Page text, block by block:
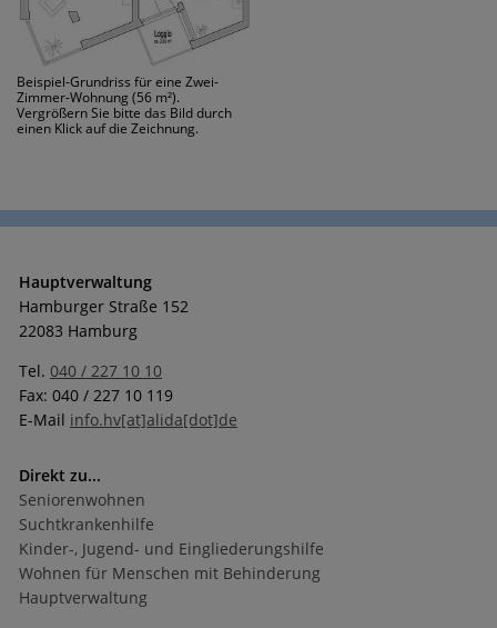
Beispiel-Grundriss für eine Zwei-
Zimmer-Wohnung (56 m²).
Vergrößern Sie bitte das Bild durch
einen Klick auf die Zeichnung.
Hauptverwaltung
Hamburger Straße 152
22083 Hamburg
Tel. 040 / 227 10 10
Fax: 040 / 227 10 119
E-Mail info.hv[at]alida[dot]de
Direkt zu...
Seniorenwohnen
Suchtkrankenhilfe
Kinder-, Jugend- und Eingliederungshilfe
Wohnen für Menschen mit Behinderung
Hauptverwaltung